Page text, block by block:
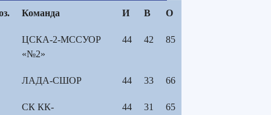
Команда И В О
ЦСКА-2-МССУОР
«№2»
44 42 85
ЛАДА-СШОР 44 33 66
СК КК-
44 31 65